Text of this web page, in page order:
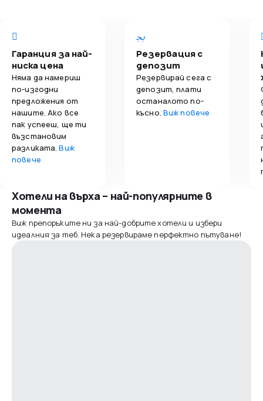
Гаранция за най-
ниска цена
Няма да намериш
по-изгодни
предложения от
нашите. Ако все
пак успееш, ще ти
възстановим
разликата.Виж
повече
Резервация с
депозит
Резервирай сега с
депозит, плати
останалото по-
късно. Виж повече
Хотели на върха – най-популярните в
момента
Виж препоръките ни за най-добрите хотели и избери
идеалния за теб. Нека резервираме перфектно пътуване!